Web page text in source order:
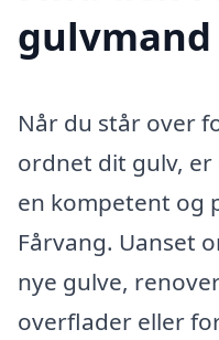
Når du står over
ordnet dit gulv,
en kompetent og
Fårvang. Uanset
nye gulve,
overflader eller